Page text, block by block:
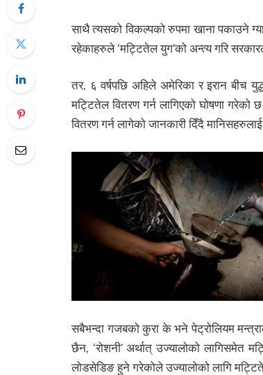
साथै त्यसको विकल्पको रुपमा खाना पकाउने
रहेकाहरुले ‘मट्टितेल युग’को अन्त्य गरि
तर, ६ वर्षपछि अहिले अमेरिका र इरान बीच
मट्टितेल वितरण गर्न लागिएको घोषणा
वितरण गर्न लागेको जानकारी दिँदै
सबैभन्दा गजबको कुरा के भने पेट्रोलियम
छैन, ‘रोशनी’ अर्थात् उज्यालोको लागिसमेत
लोडसेडिङ हुने गरेकोले उज्यालोको लागि